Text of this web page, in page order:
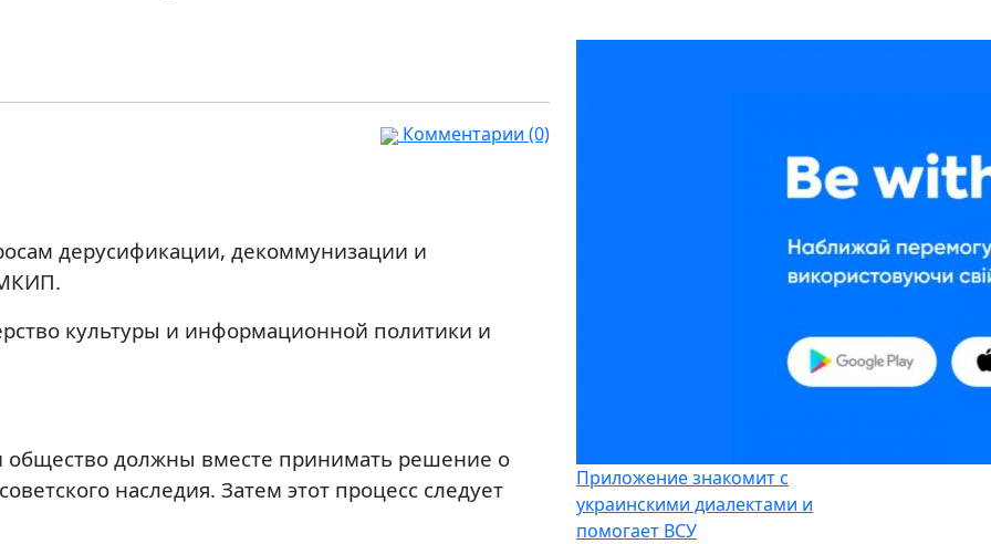
Комментарии (0)
дерусификации, декоммунизации и
культуры и информационной политики и
общество должны вместе принимать решение о
наследия. Затем этот процесс следует
Приложение знакомит с
украинскими диалектами и
помогает ВСУ